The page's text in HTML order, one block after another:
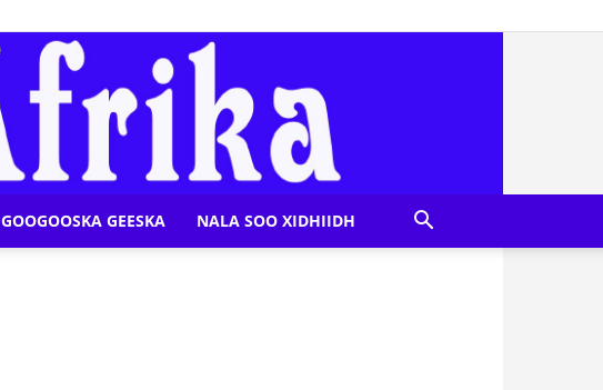
GOOGOOSKA GEESKA NALA SOO XIDHIIDH